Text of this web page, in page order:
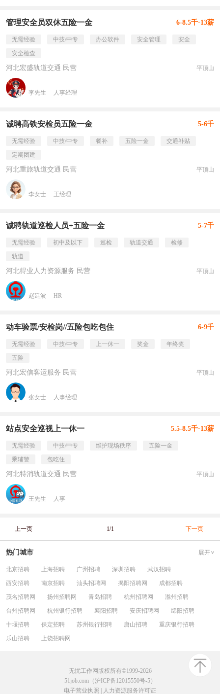
管理安全员双休五险一金 6-8.5千·13薪
无需经验 中技/中专 办公软件 安全管理
安全
安全检查
河北宏盛轨道交通 民营 平顶山
李先生 人事经理
诚聘高铁安检员五险一金 5-6千
无需经验 中技/中专 餐补 五险一金
交通补贴
定期团建
河北重旅轨道交通 民营 平顶山
李女士 王经理
诚聘轨道巡检人员+五险一金 5-7千
无需经验 初中及以下 巡检 轨道交通
检修
轨道
河北得业人力资源服务 民营 平顶山
赵廷波 HR
动车验票/安检岗//五险包吃包住 6-9千
无需经验 中技/中专 上一休一 奖金
年终奖
五险
河北宏信客运服务 民营 平顶山
张女士 人事经理
站点安全巡视上一休一 5.5-8.5千·13薪
无需经验 中技/中专 维护现场秩序
五险一金
乘辅警
包吃住
河北特消轨道交通 民营 平顶山
王先生 人事
上一页 1/1 下一页
热门城市 展开
北京招聘 上海招聘 广州招聘 深圳招聘
武汉招聘
西安招聘
南京招聘 汕头招聘网 揭阳招聘网
成都招聘
茂名招聘网
扬州招聘网 青岛招聘 杭州招聘网
滁州招聘
台州招聘网
杭州银行招聘 襄阳招聘 安庆招聘网
绵阳招聘
十堰招聘
保定招聘 苏州银行招聘 唐山招聘
重庆银行招聘
乐山招聘
上饶招聘网
无忧工作网版权所有©1999-2026
51job.com（沪ICP备12015550号-5）
电子营业执照
人力资源服务许可证